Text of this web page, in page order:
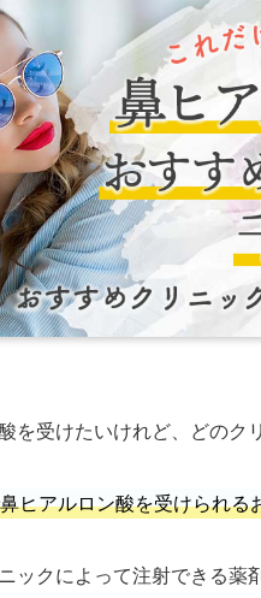
を受けたいけれど、どのク
ヒアルロン酸を受けられる
ックによって注射できる薬